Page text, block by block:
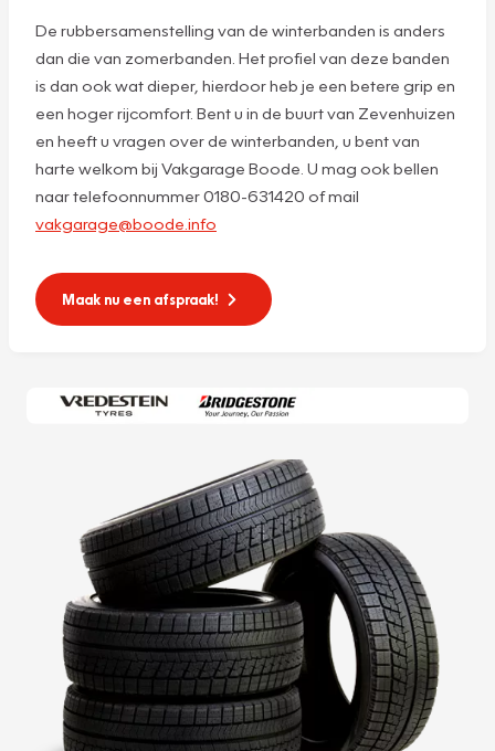
De rubbersamenstelling van de winterbanden is anders
dan die van zomerbanden. Het profiel van deze banden
is dan ook wat dieper, hierdoor heb je een betere grip en
een hoger rijcomfort. Bent u in de buurt van Zevenhuizen
en heeft u vragen over de winterbanden, u bent van
harte welkom bij Vakgarage Boode. U mag ook bellen
naar telefoonnummer 0180-631420 of mail
vakgarage@boode.info
Maak nu een afspraak!